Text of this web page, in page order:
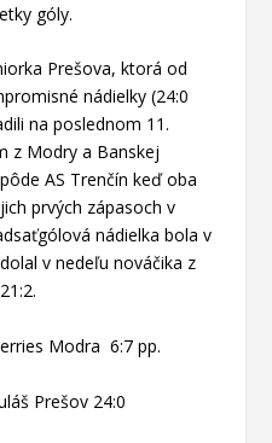
góly.
Prešova, ktorá od
nádielky (24:0
na poslednom 11.
z Modry a Banskej
AS Trenčín keď oba
prvých zápasoch v
nádielka bola v
v nedeľu nováčika z
Modra 6:7 pp.
Prešov 24:0